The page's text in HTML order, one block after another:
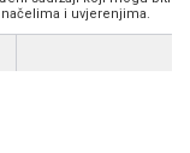
i uvjerenjima.